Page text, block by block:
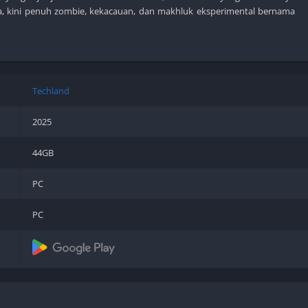
Shooter
Survival
kini penuh zombie, kekacauan, dan makhluk eksperimental bernama
Techland
2025
44GB
PC
PC